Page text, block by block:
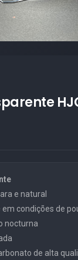
e natural
condições de
nocturna
de alta